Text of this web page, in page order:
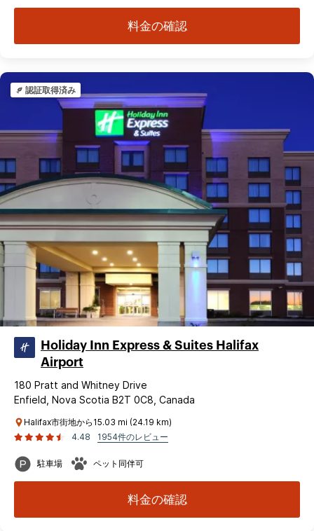
料金の確認
認証取得済み
Holiday Inn Express & Suites Halifax
Airport
180 Pratt and Whitney Drive
Enfield, Nova Scotia B2T 0C8, Canada
Halifax市街地から15.03 mi (24.19 km)
4.48
1954件のレビュー
駐車場 ペット同伴可
料金の確認